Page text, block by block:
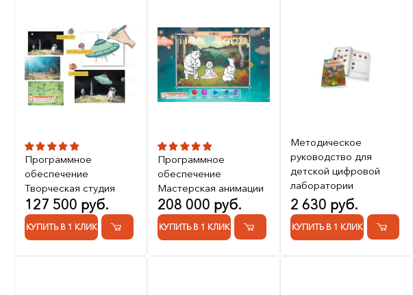
Программное
обеспечение
Творческая студия
127 500 руб.
КУПИТЬ В 1 КЛИК
Программное
обеспечение
Мастерская анимации
208 000 руб.
КУПИТЬ В 1 КЛИК
Методическое
руководство для
детской цифровой
лаборатории
2 630 руб.
КУПИТЬ В 1 КЛИК